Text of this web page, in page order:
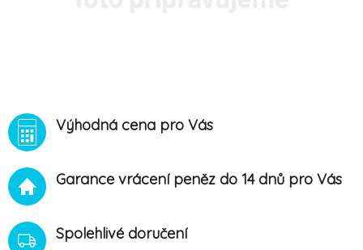
Výhodná cena pro Vás
Garance vrácení peněz do 14 dnů pro Vás
Spolehlivé doručení